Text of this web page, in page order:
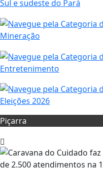
Sul e sudeste do Pará
Mineração
Entretenimento
Eleições 2026
Piçarra